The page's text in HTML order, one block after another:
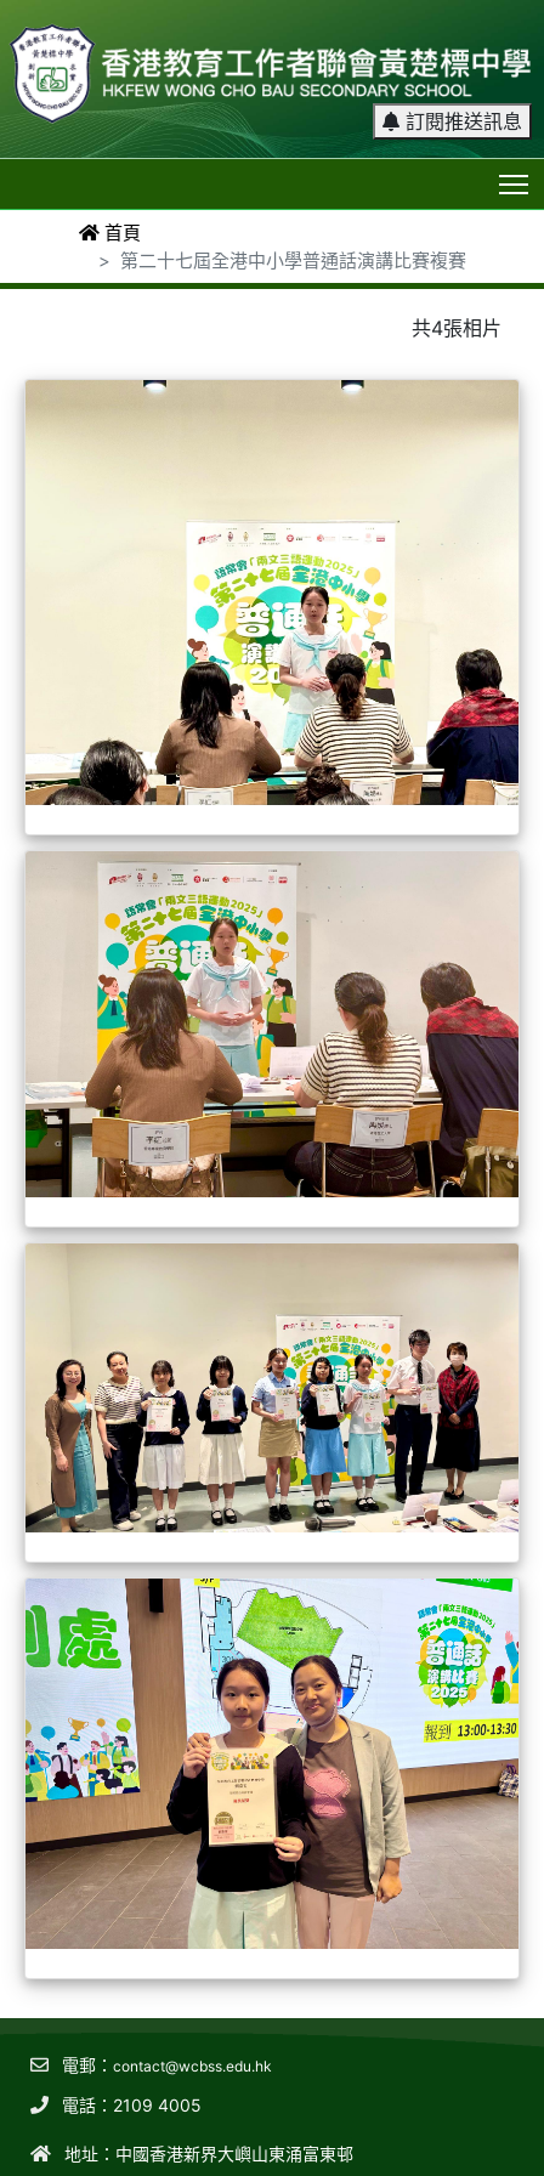
訂閱推送訊息
首頁
第二十七屆全港中小學普通話演講比賽複賽
共4張相片
電郵： contact@wcbss.edu.hk
電話：2109 4005
地址：中國香港新界大嶼山東涌富東邨